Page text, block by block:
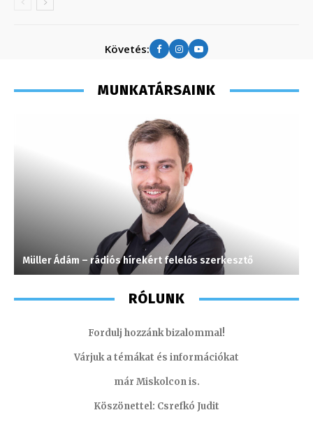
Követés:
MUNKATÁRSAINK
Müller Ádám – rádiós hírekért felelős szerkesztő
RÓLUNK
Fordulj hozzánk bizalommal!
Várjuk a témákat és információkat
már Miskolcon is.
Köszönettel: Csrefkó Judit